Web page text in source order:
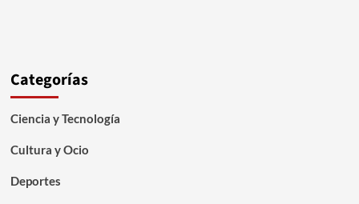
Categorías
Ciencia y Tecnología
Cultura y Ocio
Deportes